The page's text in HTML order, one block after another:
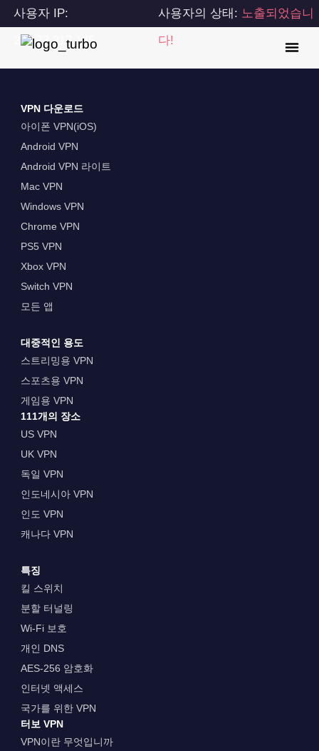
사용자 IP:
216.73.217.145
사용자의 상태: 노출되었습니
다!
VPN 다운로드
아이폰 VPN(iOS)
Android VPN
Android VPN 라이트
Mac VPN
Windows VPN
Chrome VPN
PS5 VPN
Xbox VPN
Switch VPN
모든 앱
대중적인 용도
스트리밍용 VPN
스포츠용 VPN
게임용 VPN
111개의 장소
US VPN
UK VPN
독일 VPN
인도네시아 VPN
인도 VPN
캐나다 VPN
특징
킬 스위치
분할 터널링
Wi-Fi 보호
개인 DNS
AES-256 암호화
인터넷 액세스
국가를 위한 VPN
터보 VPN
VPN이란 무엇입니까